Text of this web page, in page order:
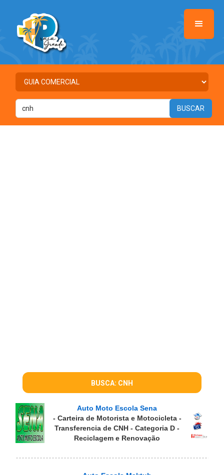
BUSCA: CNH
Auto Moto Escola Sena
- Carteira de Motorista e Motocicleta -
Transferencia de CNH - Categoria D -
Reciclagem e Renovação